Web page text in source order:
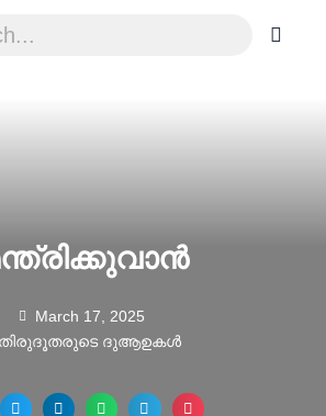
March 17, 2025
തിരുദൂതരുടെ ദുആഉകൾ